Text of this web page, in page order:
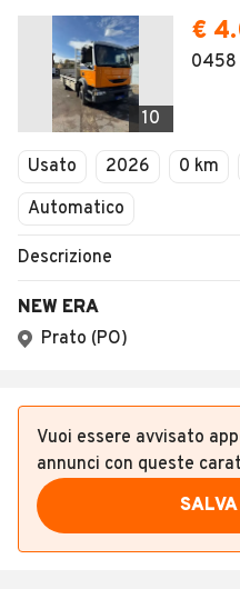
Moto
Camper
Veicoli Commerciali
Concessionari
10
€
0458
Usato 2026 0 km
Automatico
Descrizione
NEW ERA
Prato (PO)
Vuoi essere avvisato
annunci con queste